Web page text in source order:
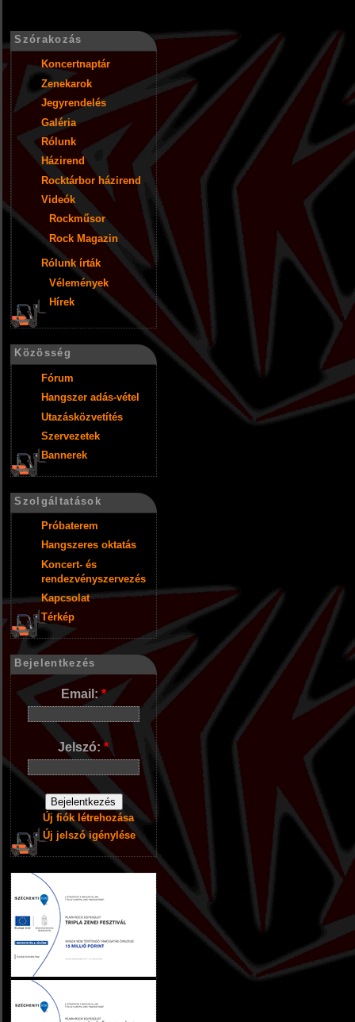
Szórakozás
Koncertnaptár
Zenekarok
Jegyrendelés
Galéria
Rólunk
Házirend
Rocktárbor házirend
Videók
Rockműsor
Rock Magazin
Rólunk írták
Vélemények
Hírek
Közösség
Fórum
Hangszer adás-vétel
Utazásközvetítés
Szervezetek
Bannerek
Szolgáltatások
Próbaterem
Hangszeres oktatás
Koncert- és
rendezvényszervezés
Kapcsolat
Térkép
Bejelentkezés
Email:*
Jelszó:*
Új fiók létrehozása
Új jelszó igénylése